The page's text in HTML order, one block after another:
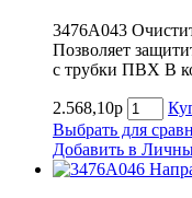
3476A043
Позволяет
с трубки ПВХ В
2.568,10р
Выбрать для
Добавить в